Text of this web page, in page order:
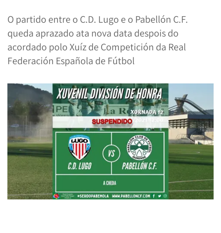
O partido entre o C.D. Lugo e o Pabellón C.F.
queda aprazado ata nova data despois do
acordado polo Xuíz de Competición da Real
Federación Española de Fútbol